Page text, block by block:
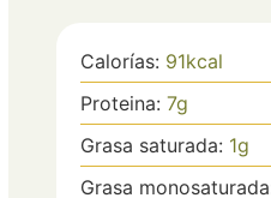
Calorías: 91kcal
Proteina: 7g
Grasa saturada: 1g
Grasa